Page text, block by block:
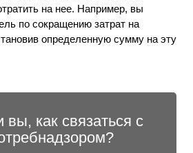
на нее. Например, вы
по сокращению затрат на
определенную сумму на эту
вы, как связаться с